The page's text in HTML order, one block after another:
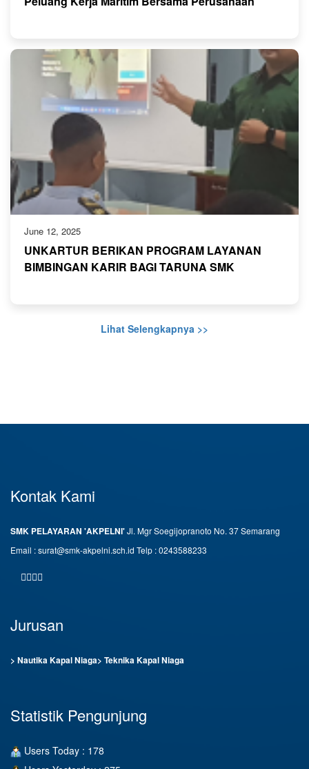
UNKARTUR BERIKAN PROGRAM LAYANAN
BIMBINGAN KARIR BAGI TARUNA SMK
June 12, 2025
Lihat Selengkapnya >>
Kontak Kami
SMK PELAYARAN 'AKPELNI'Jl. Mgr Soegijopranoto No. 37 Semarang
Email : surat@smk-akpelni.sch.id Telp : 0243588233
Jurusan
> Nautika Kapal Niaga> Teknika Kapal Niaga
Statistik Pengunjung
Users Today : 178